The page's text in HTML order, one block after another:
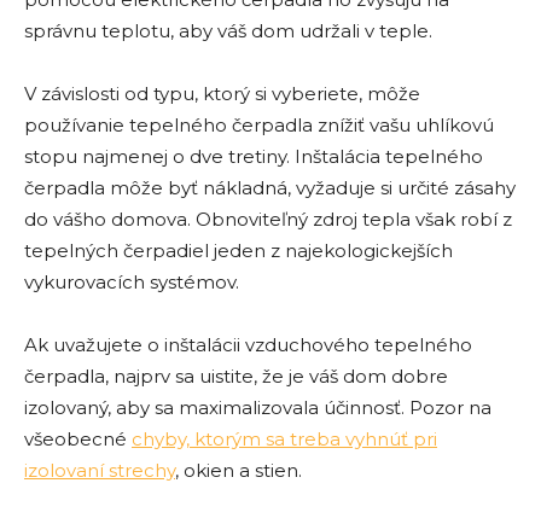
správnu teplotu, aby váš dom udržali v teple.
V závislosti od typu, ktorý si vyberiete, môže
používanie tepelného čerpadla znížiť vašu uhlíkovú
stopu najmenej o dve tretiny. Inštalácia tepelného
čerpadla môže byť nákladná, vyžaduje si určité zásahy
do vášho domova. Obnoviteľný zdroj tepla však robí z
tepelných čerpadiel jeden z najekologickejších
vykurovacích systémov.
Ak uvažujete o inštalácii vzduchového tepelného
čerpadla, najprv sa uistite, že je váš dom dobre
izolovaný, aby sa maximalizovala účinnosť. Pozor na
všeobecné chyby, ktorým sa treba vyhnúť pri
izolovaní strechy, okien a stien.